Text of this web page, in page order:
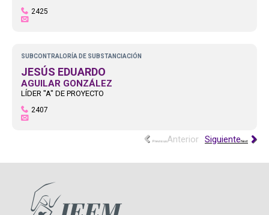
2425
SUBCONTRALORÍA DE SUBSTANCIACIÓN
JESÚS EDUARDO
AGUILAR GONZÁLEZ
LÍDER "A" DE PROYECTO
2407
Previous Next